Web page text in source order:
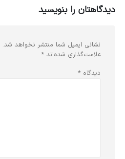
دیدگاهتان را بنویسید
نشانی ایمیل شما منتشر نخواهد شد.
علامت‌گذاری شده‌اند *
دیدگاه *